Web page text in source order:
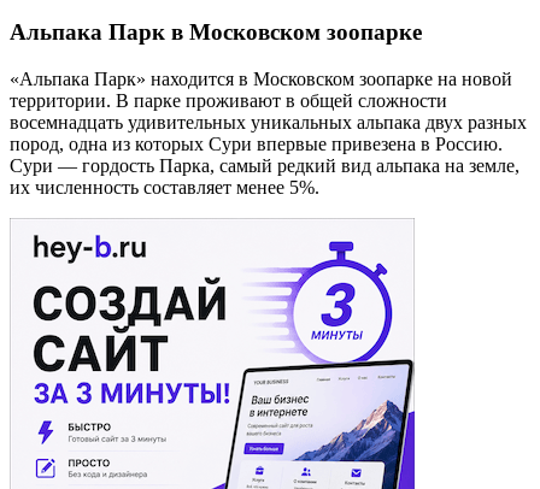
Альпака Парк в Московском зоопарке
«Альпака Парк» находится в Московском зоопарке на новой
территории. В парке проживают в общей сложности
восемнадцать удивительных уникальных альпака двух разных
пород, одна из которых Сури впервые привезена в Россию.
Сури — гордость Парка, самый редкий вид альпака на земле,
их численность составляет менее 5%.